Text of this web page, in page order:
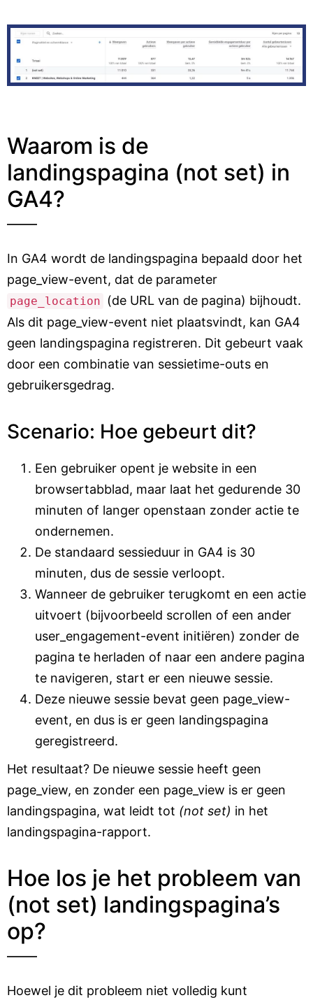
Waarom is de
landingspagina (not set) in
GA4?
In GA4 wordt de landingspagina bepaald door het
page_view-event, dat de parameter
page_location
(de URL van de pagina) bijhoudt.
Als dit page_view-event niet plaatsvindt, kan GA4
geen landingspagina registreren. Dit gebeurt vaak
door een combinatie van sessietime-outs en
gebruikersgedrag.
Scenario: Hoe gebeurt dit?
Een gebruiker opent je website in een
browsertabblad, maar laat het gedurende 30
minuten of langer openstaan zonder actie te
ondernemen.
De standaard sessieduur in GA4 is 30
minuten, dus de sessie verloopt.
Wanneer de gebruiker terugkomt en een actie
uitvoert (bijvoorbeeld scrollen of een ander
user_engagement-event initiëren) zonder de
pagina te herladen of naar een andere pagina
te navigeren, start er een nieuwe sessie.
Deze nieuwe sessie bevat geen page_view-
event, en dus is er geen landingspagina
geregistreerd.
Het resultaat? De nieuwe sessie heeft geen
page_view, en zonder een page_view is er geen
landingspagina, wat leidt tot (not set) in het
landingspagina-rapport.
Hoe los je het probleem van
(not set) landingspagina’s
op?
Hoewel je dit probleem niet volledig kunt